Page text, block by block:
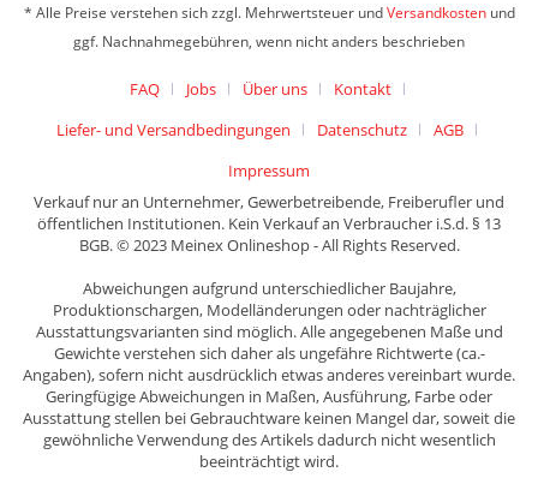
* Alle Preise verstehen sich zzgl. Mehrwertsteuer undVersandkostenund
ggf. Nachnahmegebühren, wenn nicht anders beschrieben
FAQ Jobs Über uns
Kontakt
Liefer- und Versandbedingungen
Datenschutz
AGB
Impressum
Verkauf nur an Unternehmer, Gewerbetreibende, Freiberufler und
öffentlichen Institutionen. Kein Verkauf an Verbraucher i.S.d. § 13
BGB. © 2023 Meinex Onlineshop - All Rights Reserved.
Abweichungen aufgrund unterschiedlicher Baujahre,
Produktionschargen, Modelländerungen oder nachträglicher
Ausstattungsvarianten sind möglich. Alle angegebenen Maße und
Gewichte verstehen sich daher als ungefähre Richtwerte (ca.-
Angaben), sofern nicht ausdrücklich etwas anderes vereinbart wurde.
Geringfügige Abweichungen in Maßen, Ausführung, Farbe oder
Ausstattung stellen bei Gebrauchtware keinen Mangel dar, soweit die
gewöhnliche Verwendung des Artikels dadurch nicht wesentlich
beeinträchtigt wird.